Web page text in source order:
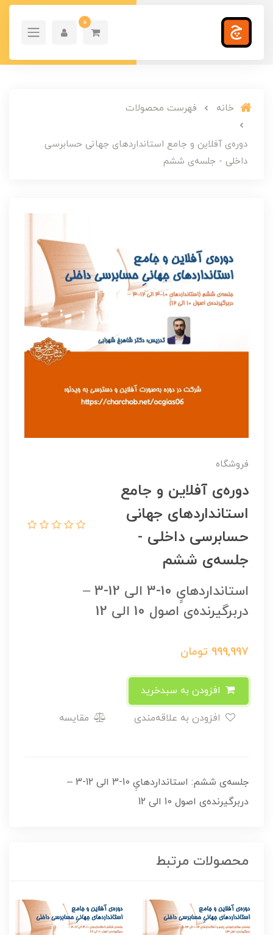
0
خانه فهرست محصولات
دوره‌ی آفلاین و جامع استانداردهای جهانی حسابرسی
داخلی - جلسه‌ی ششم
فروشگاه
دوره‌ی آفلاین و جامع
استانداردهای جهانی
حسابرسی داخلی -
جلسه‌ی ششم
استانداردهایِِ 10-3 الی 12-3 –
دربرگیرنده‌ی اصول 10 الی 12
999,997 تومان
مقایسه
جلسه‌ی ششم: استانداردهایِِ 10-3 الی 12-3 –
دربرگیرنده‌ی اصول 10 الی 12
محصولات مرتبط